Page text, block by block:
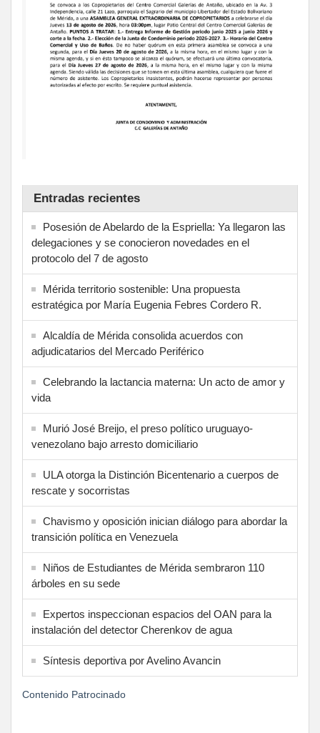
Entradas recientes
Posesión de Abelardo de la Espriella: Ya llegaron las
delegaciones y se conocieron novedades en el
protocolo del 7 de agosto
Mérida territorio sostenible: Una propuesta
estratégica por María Eugenia Febres Cordero R.
Alcaldía de Mérida consolida acuerdos con
adjudicatarios del Mercado Periférico
Celebrando la lactancia materna: Un acto de amor y
vida
Murió José Breijo, el preso político uruguayo-
venezolano bajo arresto domiciliario
ULA otorga la Distinción Bicentenario a cuerpos de
rescate y socorristas
Chavismo y oposición inician diálogo para abordar la
transición política en Venezuela
Niños de Estudiantes de Mérida sembraron 110
árboles en su sede
Expertos inspeccionan espacios del OAN para la
instalación del detector Cherenkov de agua
Síntesis deportiva por Avelino Avancin
Contenido Patrocinado